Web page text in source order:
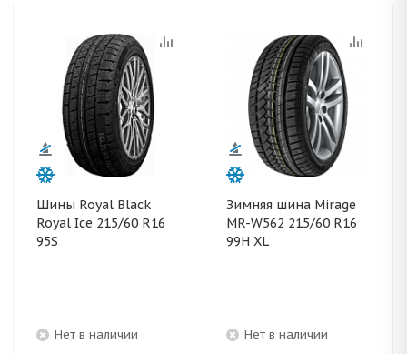
Шины Royal Black
Royal Ice 215/60 R16
95S
Нет в наличии
Зимняя шина Mirage
MR-W562 215/60 R16
99H XL
Нет в наличии